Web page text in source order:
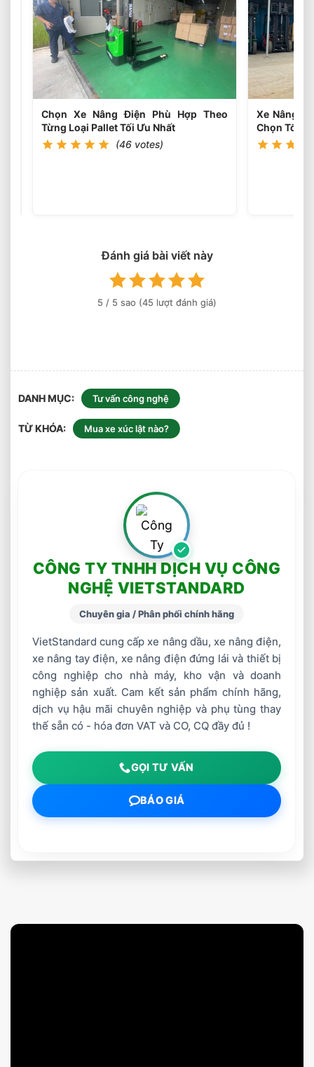
Nâng
Điện
Theo
Trọng
Lượng
Chọn Xe Nâng Điện Phù Hợp Theo
Từng Loại Pallet Tối Ưu Nhất
(46 votes)
Xe Nâng
Chọn Tối
Đánh giá bài viết này
5 / 5 sao (45 lượt đánh giá)
DANH MỤC Tư vấn công nghệ
TỪ KHÓA Mua xe xúc lật nào?
CÔNG TY TNHH DỊCH VỤ CÔNG
NGHỆ VIETSTANDARD
Chuyên gia / Phân phối chính hãng
VietStandard cung cấp xe nâng dầu, xe nâng điện,
xe nâng tay điện, xe nâng điện đứng lái và thiết bị
công nghiệp cho nhà máy, kho vận và doanh
nghiệp sản xuất. Cam kết sản phẩm chính hãng,
dịch vụ hậu mãi chuyên nghiệp và phụ tùng thay
thế sẵn có - hóa đơn VAT và CO, CQ đầy đủ !
GỌI TƯ VẤN
BÁO GIÁ